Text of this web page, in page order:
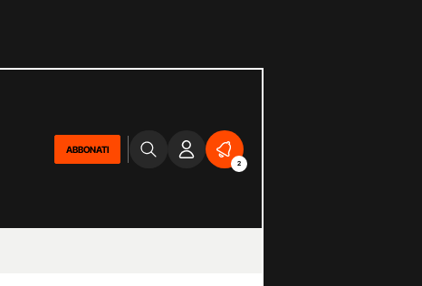
ABBONATI
2